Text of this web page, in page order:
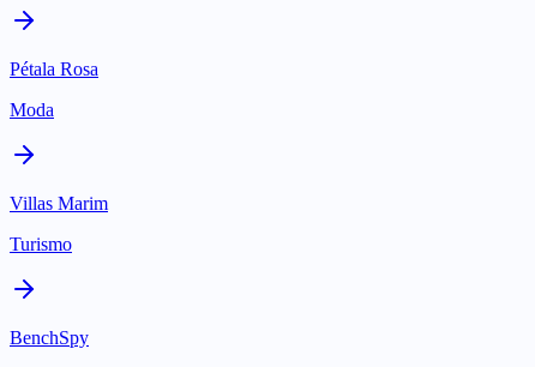
Pétala Rosa
Moda
Villas Marim
Turismo
BenchSpy